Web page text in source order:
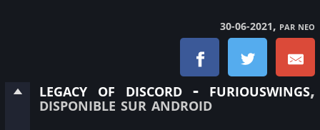
30-06-2021, par neo
legacy of discord - furiouswings,
disponible sur android